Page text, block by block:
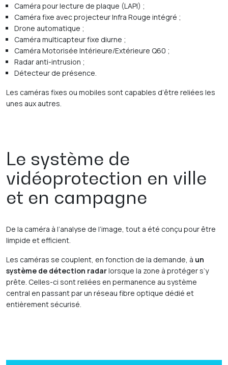
Caméra pour lecture de plaque (LAPI) ;
Caméra fixe avec projecteur Infra Rouge intégré ;
Drone automatique ;
Caméra multicapteur fixe diurne ;
Caméra Motorisée Intérieure/Extérieure Q60 ;
Radar anti-intrusion ;
Détecteur de présence.
Les caméras fixes ou mobiles sont capables d’être reliées les
unes aux autres.
Le système de
vidéoprotection en ville
et en campagne
De la caméra à l’analyse de l’image, tout a été conçu pour être
limpide et efficient.
Les caméras se couplent, en fonction de la demande, à un
système de détection radarlorsque la zone à protéger s’y
prête. Celles-ci sont reliées en permanence au système
central en passant par un réseau fibre optique dédié et
entièrement sécurisé.